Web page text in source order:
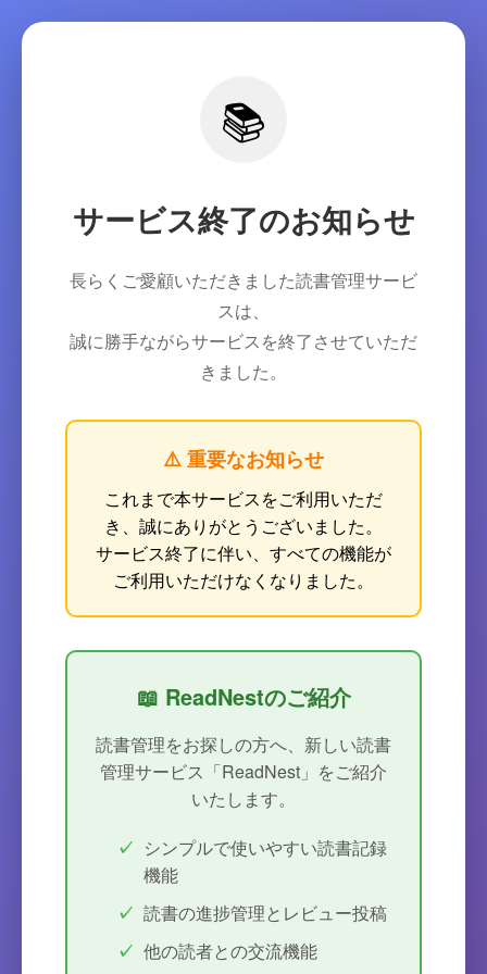
📚
サービス終了のお知らせ
長らくご愛顧いただきました読書管理サービ
スは、
誠に勝手ながらサービスを終了させていただ
きました。
⚠️ 重要なお知らせ
これまで本サービスをご利用いただ
き、誠にありがとうございました。
サービス終了に伴い、すべての機能が
ご利用いただけなくなりました。
📖 ReadNestのご紹介
読書管理をお探しの方へ、新しい読書
管理サービス「ReadNest」をご紹介
いたします。
シンプルで使いやすい読書記録
機能
読書の進捗管理とレビュー投稿
他の読者との交流機能